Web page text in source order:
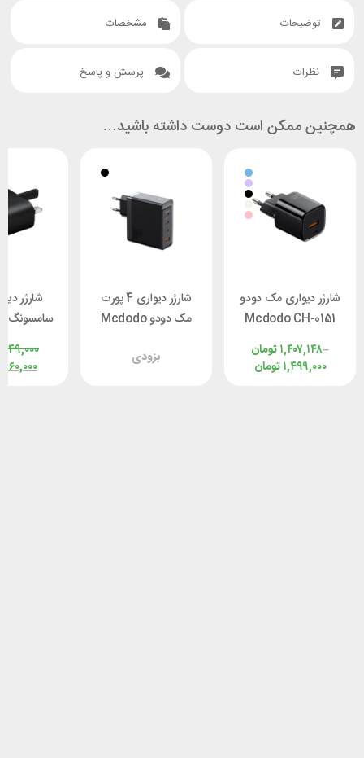
توضیحات مشخصات
نظرات پرسش و پاسخ
همچنین ممکن است دوست داشته باشید…
شارژر دیواری مک دودو
Mcdodo CH-0151
تومان۱,۴۰۷,۱۴۸–
تومان۱,۴۹۹,۰۰۰
شارژر دیواری 4 پورت
مک دودو Mcdodo
بزودی
شارژر